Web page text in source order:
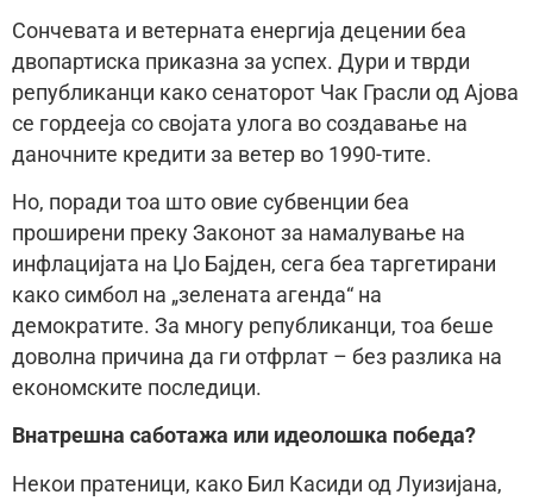
Сончевата и ветерната енергија децении беа
двопартиска приказна за успех. Дури и тврди
републиканци како сенаторот Чак Грасли од Ајова
се гордееја со својата улога во создавање на
даночните кредити за ветер во 1990-тите.
Но, поради тоа што овие субвенции беа
проширени преку Законот за намалување на
инфлацијата на Џо Бајден, сега беа таргетирани
како симбол на „зелената агенда“ на
демократите. За многу републиканци, тоа беше
доволна причина да ги отфрлат – без разлика на
економските последици.
Внатрешна саботажа или идеолошка победа?
Некои пратеници, како Бил Касиди од Луизијана,